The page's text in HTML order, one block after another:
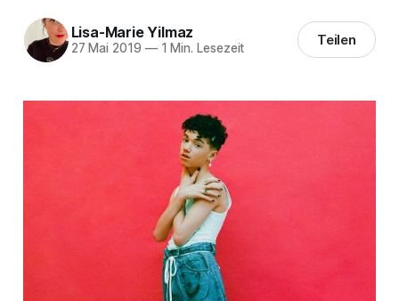
Lisa-Marie Yilmaz
27 Mai 2019 —1 Min. Lesezeit Teilen